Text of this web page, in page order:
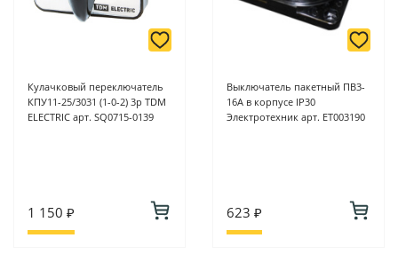
Кулачковый переключатель
КПУ11-25/3031 (1-0-2) 3р TDM
ELECTRIC арт. SQ0715-0139
1 150 ₽
Выключатель пакетный ПВ3-
16А в корпусе IP30
Электротехник арт. ET003190
623 ₽